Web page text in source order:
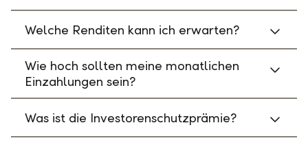
Welche Renditen kann ich erwarten?
Wie hoch sollten meine monatlichen
Einzahlungen sein?
Was ist die Investorenschutzprämie?